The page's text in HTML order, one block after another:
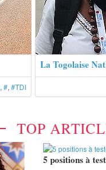
, #, #TDI
La Togolaise
TOP
5 positions à